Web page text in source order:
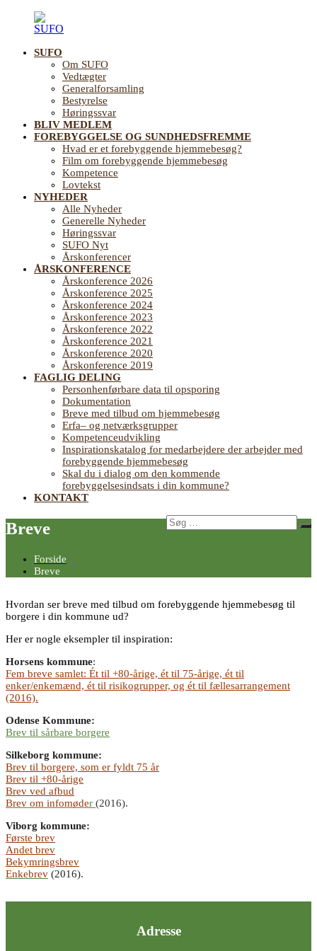
Landsforening
Sundhedsfremme
Forebyggelse
ældreområdet
SUFO
Om SUFO
Vedtægter
Generalforsamling
Bestyrelse
Høringssvar
BLIV MEDLEM
FOREBYGGELSE OG SUNDHEDSFREMME
Hvad er et forebyggende hjemmebesøg?
Film om forebyggende hjemmebesøg
Kompetence
Lovtekst
NYHEDER
Alle Nyheder
Generelle Nyheder
Høringssvar
SUFO Nyt
Årskonferencer
ÅRSKONFERENCE
Årskonference 2026
Årskonference 2025
Årskonference 2024
Årskonference 2023
Årskonference 2022
Årskonference 2021
Årskonference 2020
Årskonference 2019
FAGLIG DELING
Personhenførbare data til opsporing
Dokumentation
Breve med tilbud om hjemmebesøg
Erfa– og netværksgrupper
Kompetenceudvikling
Inspirationskatalog for medarbejdere der arbejder med
forebyggende hjemmebesøg
Skal du i dialog om den kommende
forebyggelsesindsats i din kommune?
KONTAKT
Søg
efter:
Breve
Forside
Breve
Hvordan ser breve med tilbud om forebyggende hjemmebesøg til
borgere i din kommune ud?
Her er nogle eksempler til inspiration:
Horsens kommune:
Fem breve samlet: Ét til +80-årige, ét til 75-årige, ét til
enker/enkemænd, ét til risikogrupper, og ét til fællesarrangement
(2016).
Odense Kommune:
Brev til sårbare borgere
Silkeborg kommune:
Brev til borgere, som er fyldt 75 år
Brev til +80-årige
Brev ved afbud
Brev om infomøder (2016).
Viborg kommune:
Første brev
Andet brev
Bekymringsbrev
Enkebrev (2016).
Adresse